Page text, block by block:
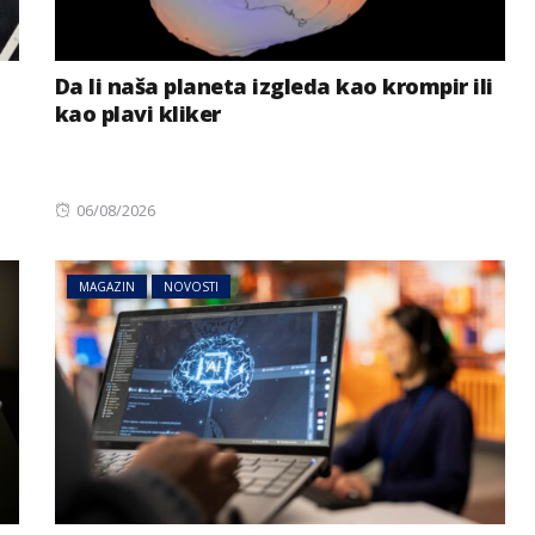
Da li naša planeta izgleda kao krompir ili
kao plavi kliker
Posted
06/08/2026
MAGAZIN NOVOSTI